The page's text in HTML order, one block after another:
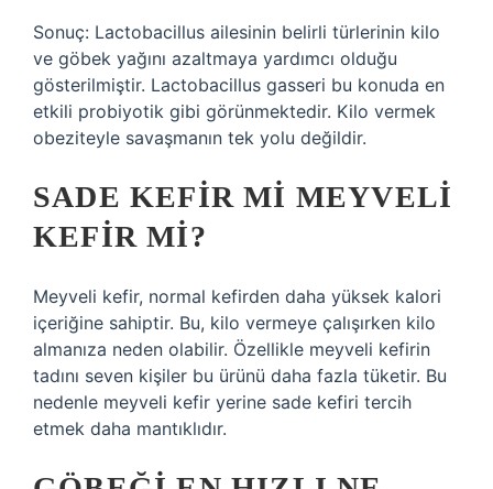
Sonuç: Lactobacillus ailesinin belirli türlerinin kilo
ve göbek yağını azaltmaya yardımcı olduğu
gösterilmiştir. Lactobacillus gasseri bu konuda en
etkili probiyotik gibi görünmektedir. Kilo vermek
obeziteyle savaşmanın tek yolu değildir.
SADE KEFIR MI MEYVELI
KEFIR MI?
Meyveli kefir, normal kefirden daha yüksek kalori
içeriğine sahiptir. Bu, kilo vermeye çalışırken kilo
almanıza neden olabilir. Özellikle meyveli kefirin
tadını seven kişiler bu ürünü daha fazla tüketir. Bu
nedenle meyveli kefir yerine sade kefiri tercih
etmek daha mantıklıdır.